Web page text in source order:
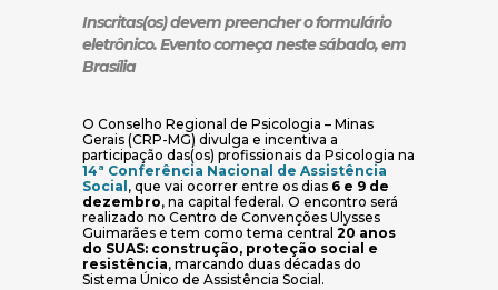
Inscritas(os) devem preencher o formulário
eletrônico. Evento começa neste sábado, em
Brasília
O Conselho Regional de Psicologia – Minas
Gerais (CRP-MG) divulga e incentiva a
participação das(os) profissionais da Psicologia na
14ª Conferência Nacional de Assistência
Social (abre em nova janela)
, que vai ocorrer entre os dias 6 e 9 de
dezembro, na capital federal. O encontro será
realizado no Centro de Convenções Ulysses
Guimarães e tem como tema central 20 anos
do SUAS: construção, proteção social e
resistência, marcando duas décadas do
Sistema Único de Assistência Social.